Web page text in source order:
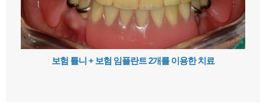
보험 틀니 + 보험 임플란트 2개를 이용한 치료